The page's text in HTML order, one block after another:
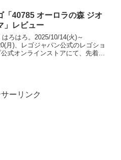
：X...
「40785 オーロラの森 ジオ
」レビュー
はろはろ。2025/10/14(火)～
月)、レゴジャパン公式のレゴショ
公式オンラインストアにて、先着で
ーリンク